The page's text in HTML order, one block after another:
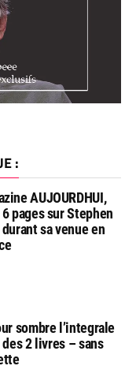
:
AUJOURDHUI,
pages sur Stephen
sa venue en
sombre l’integrale
2 livres – sans